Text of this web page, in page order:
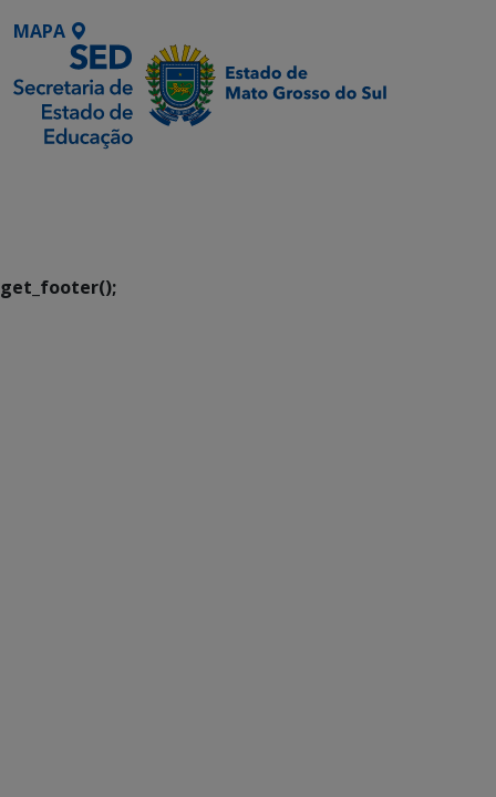
MAPA
get_footer();